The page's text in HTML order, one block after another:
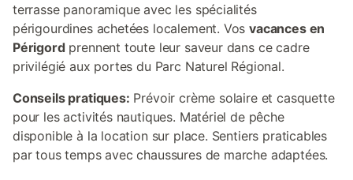
terrasse panoramique avec les spécialités
périgourdines achetées localement. Vosvacances en
Périgordprennent toute leur saveur dans ce cadre
privilégié aux portes du Parc Naturel Régional.
Conseils pratiques: Prévoir crème solaire et casquette
pour les activités nautiques. Matériel de pêche
disponible à la location sur place. Sentiers praticables
par tous temps avec chaussures de marche adaptées.